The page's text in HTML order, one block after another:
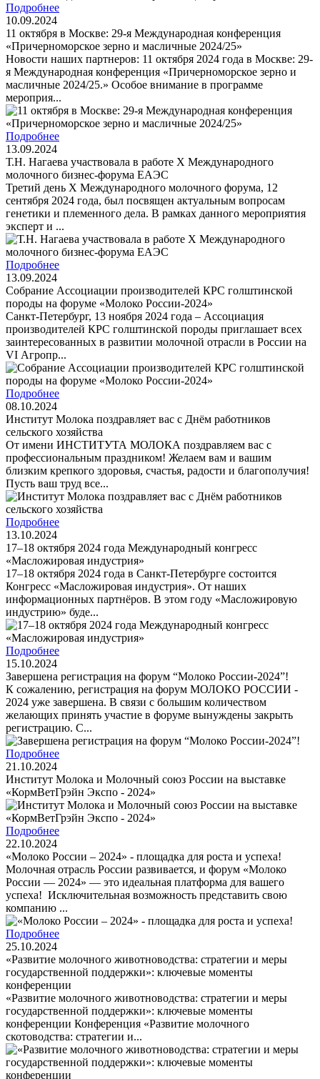
Подробнее
10.09.2024
11 октября в Москве: 29-я Международная конференция
«Причерноморское зерно и масличные 2024/25»
Новости наших партнеров: 11 октября 2024 года в Москве: 29-
я Международная конференция «Причерноморское зерно и
масличные 2024/25.» Особое внимание в программе
мероприя...
Подробнее
13.09.2024
Т.Н. Нагаева участвовала в работе X Международного
молочного бизнес-форума ЕАЭС
Третий день X Международного молочного форума, 12
сентября 2024 года, был посвящен актуальным вопросам
генетики и племенного дела. В рамках данного мероприятия
эксперт и ...
Подробнее
13.09.2024
Собрание Ассоциации производителей КРС голштинской
породы на форуме «Молоко России-2024»
Санкт-Петербург, 13 ноября 2024 года – Ассоциация
производителей КРС голштинской породы приглашает всех
заинтересованных в развитии молочной отрасли в России на
VI Агропр...
Подробнее
08.10.2024
Институт Молока поздравляет вас с Днём работников
сельского хозяйства
От имени ИНСТИТУТА МОЛОКА поздравляем вас с
профессиональным праздником! Желаем вам и вашим
близким крепкого здоровья, счастья, радости и благополучия!
Пусть ваш труд все...
Подробнее
13.10.2024
17–18 октября 2024 года Международный конгресс
«Масложировая индустрия»
17–18 октября 2024 года в Санкт-Петербурге состоится
Конгресс «Масложировая индустрия». От наших
информационных партнёров. В этом году «Масложировую
индустрию» буде...
Подробнее
15.10.2024
Завершена регистрация на форум “Молоко России-2024”!
К сожалению, регистрация на форум МОЛОКО РОССИИ -
2024 уже завершена. В связи с большим количеством
желающих принять участие в форуме вынуждены закрыть
регистрацию. С...
Подробнее
21.10.2024
Институт Молока и Молочный союз России на выставке
«КормВетГрэйн Экспо - 2024»
Подробнее
22.10.2024
«Молоко России – 2024» - площадка для роста и успеха!
Молочная отрасль России развивается, и форум «Молоко
России — 2024» — это идеальная платформа для вашего
успеха! Исключительная возможность представить свою
компанию ...
Подробнее
25.10.2024
«Развитие молочного животноводства: стратегии и меры
государственной поддержки»: ключевые моменты
конференции
«Развитие молочного животноводства: стратегии и меры
государственной поддержки»: ключевые моменты
конференции Конференция «Развитие молочного
скотоводства: стратегии и...